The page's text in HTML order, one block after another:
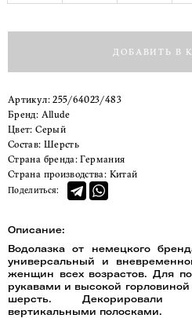
ДОБАВИТЬ В
Артикул:255/64023/483
Бренд:
Allude
Цвет:
Серый
Состав: Шерсть
Страна бренда: Германия
Страна производства: Китай
Поделиться:
Описание:
Водолазка от немецкого
универсальный и
женщин всех возрастов. Для
рукавами и высокой
шерсть. Декорировали
вертикальными полосками.